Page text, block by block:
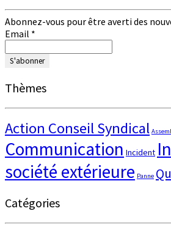
Abonnez-vous pour être averti des
Email *
Thèmes
Action Conseil Syndical
Communication Incident
société extérieure Panne
Catégories